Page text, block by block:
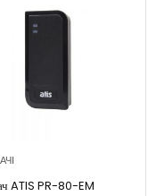
ATIS PR-80-EM